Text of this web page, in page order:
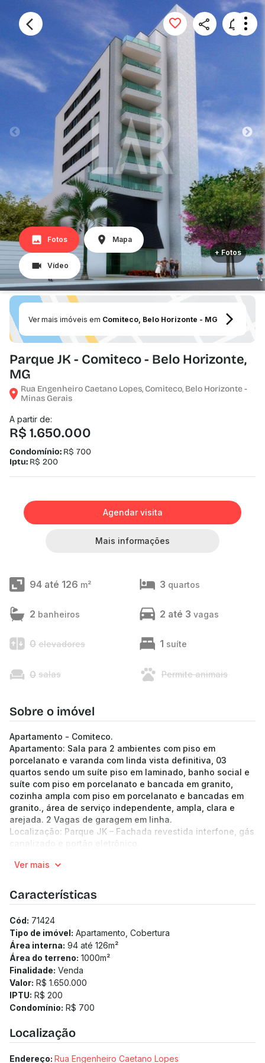
Fotos Mapa
Vídeo
+ Fotos
Ver mais imóveis em Comiteco, Belo Horizonte - MG
Parque JK - Comiteco - Belo Horizonte,
MG
Rua Engenheiro Caetano Lopes, Comiteco, Belo Horizonte -
Minas Gerais
A partir de:
R$ 1.650.000
Condomínio: R$ 700
Iptu: R$ 200
Agendar visita
Mais informações
94 até 126 m² 3 quartos
2 banheiros 2 até 3 vagas
0 elevadores 1 suíte
0 salas Permite animais
Sobre o imóvel
Apartamento - Comiteco.
Apartamento: Sala para 2 ambientes com piso em
porcelanato e varanda com linda vista definitiva, 03
quartos sendo um suíte piso em laminado, banho social e
suíte com piso em porcelanato e bancada em granito,
cozinha ampla com piso em porcelanato e bancadas em
granito., área de serviço independente, ampla, clara e
arejada. 2 Vagas de garagem em linha.
Localização: Parque JK – Fachada revestida interfone, gás
canalizado e portão eletrônico.
Ver mais
Características
Cód: 71424
Tipo de imóvel: Apartamento, Cobertura
Área interna: 94 até 126m²
Área do terreno: 1000m²
Finalidade: Venda
Valor: R$ 1.650.000
IPTU: R$ 200
Condomínio: R$ 700
Localização
Endereço: Rua Engenheiro Caetano Lopes